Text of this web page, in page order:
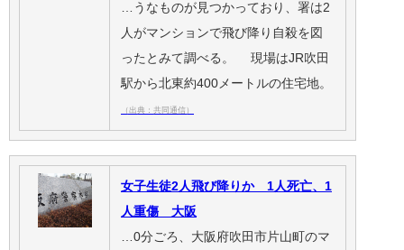
…うなものが見つかっており、署は2
人がマンションで飛び降り自殺を図
ったとみて調べる。 現場はJR吹田
駅から北東約400メートルの住宅地。
（出典：共同通信）
女子生徒2人飛び降りか 1人死亡、1
人重傷 大阪
…0分ごろ、大阪府吹田市片山町のマ